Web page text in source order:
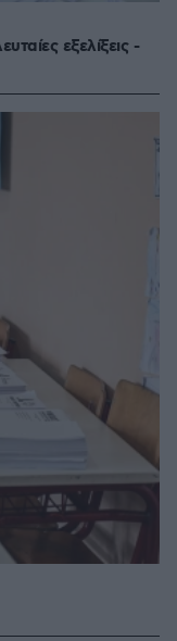
εξελίξεις -